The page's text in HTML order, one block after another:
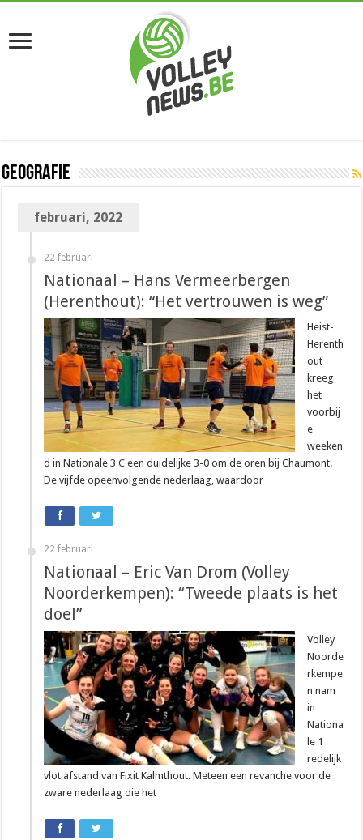
Geografie
februari, 2022
22 februari
Nationaal – Hans Vermeerbergen
(Herenthout): “Het vertrouwen is weg”
Heist-
Herenth
out
kreeg
het
voorbij
e
weeken
d in Nationale 3 C een duidelijke 3-0 om de oren bij Chaumont.
De vijfde opeenvolgende nederlaag, waardoor
22 februari
Nationaal – Eric Van Drom (Volley
Noorderkempen): “Tweede plaats is het
doel”
Volley
Noorde
rkempe
n nam
in
Nationa
le 1
redelijk
vlot afstand van Fixit Kalmthout. Meteen een revanche voor de
zware nederlaag die het